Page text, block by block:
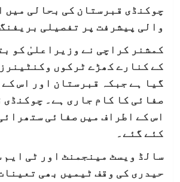
چوکنڈی قبرستان کی بحالی میں
والی پیشرفت پر تفصیلی
کمشنر کراچی نے وزیراعلیٰ کو
کے کنارے کھڑے ٹرکوں
گیا ہے جبکہ قبرستان اور اس
صفائی کا کام جاری ہے۔ چوکنڈی
اس کے اطراف میں صفائی
کئے گئے۔
سالڈ ویسٹ مینجمنٹ اور ٹی ایم
حیدری کی وقف ٹیمیں بھی